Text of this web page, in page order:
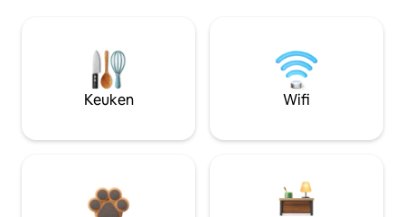
Keuken Wifi